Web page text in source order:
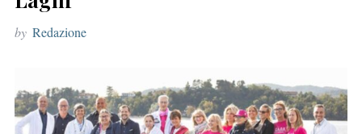
r
by Redazione